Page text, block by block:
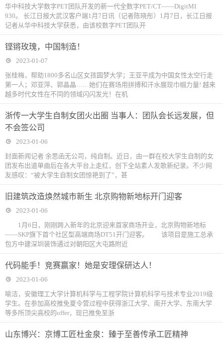
华中科技大学数字PET团队开发的新一代全数字PET/CT——DigitMI
930。 长江日报大武汉客户端1月7日讯（记者陈晓彤）1月7日，长江日报
记者从华中科技大学获悉，由该校数字PET团队开
铿锵玫瑰，中国制造！
2023-01-07
张桂梅，帮助1800多名山区女孩圆梦大学；王亚平成为中国女性太空行走
第一人；邓亚萍、郭晶晶……她们在赛场用拼搏和汗水展现巾帼力量! 越来
越多时代女性在不同的领域闪闪发光！在机
浙传一大学生自制女团火出圈 当事人：团队会长远发展，但
不会签公司
2023-01-06
封面新闻记者 余思函无公司，纯自制。近日，由一群在校大学生自制的女
团发布出道单曲后在各大平台上走红，创下全站素人发歌新纪录。不少网
友感叹：“被大学生自制女团惊艳到了”，甚
旧建筑改造焕然城市新生 北京购物新地标开门迎客
2023-01-06
1月6日，刚刚跨入新年的北京迎来首家商场开业，北京购物新地标
——SKP旗下首个社区型高端商场DT51开门迎客。 该项目是施工总承
包方中建深圳装饰通过对朝阳区大屯路附近
代码能手！竞赛赢家！她是安理保研达人！
2023-01-06
喻洁，安徽理工大学计算机科学与工程学院计算机科学与技术专业2019级
学生。在参加高校推免夏令营过程中获得浙江大学、南开大学、东南大学
等多所顶尖高校的offer，现已推免至浙
山东博兴：京博工匠杜金泉：臻于至善传承工匠精神